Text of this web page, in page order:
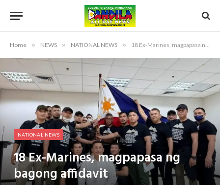
Home » NEWS » NATIONAL NEWS » 18 Ex-Marines, magpapasa ng bagong affidavit
NATIONAL NEWS
18 Ex-Marines, magpapasa ng
bagong affidavit